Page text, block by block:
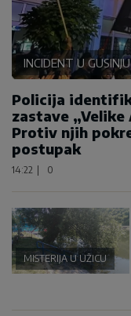
INCIDENT U GUSINJU
Policija
zastave „Velike
Protiv njih
postupak
14:22 0
MISTERIJA U UŽICU